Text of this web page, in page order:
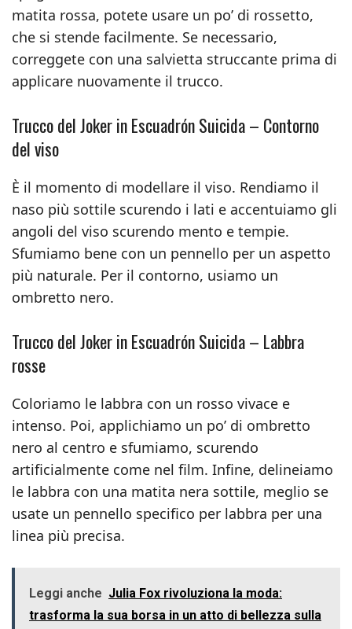
matita rossa, potete usare un po’ di rossetto,
che si stende facilmente. Se necessario,
correggete con una salvietta struccante prima di
applicare nuovamente il trucco.
Trucco del Joker in Escuadrón Suicida – Contorno
del viso
È il momento di modellare il viso. Rendiamo il
naso più sottile scurendo i lati e accentuiamo gli
angoli del viso scurendo mento e tempie.
Sfumiamo bene con un pennello per un aspetto
più naturale. Per il contorno, usiamo un
ombretto nero.
Trucco del Joker in Escuadrón Suicida – Labbra
rosse
Coloriamo le labbra con un rosso vivace e
intenso. Poi, applichiamo un po’ di ombretto
nero al centro e sfumiamo, scurendo
artificialmente come nel film. Infine, delineiamo
le labbra con una matita nera sottile, meglio se
usate un pennello specifico per labbra per una
linea più precisa.
Leggi anche Julia Fox rivoluziona la moda:
trasforma la sua borsa in un atto di bellezza sulla